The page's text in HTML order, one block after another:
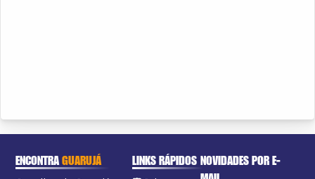
ENCONTRAGUARUJÁ LINKS RÁPIDOS NOVIDADES POR E-